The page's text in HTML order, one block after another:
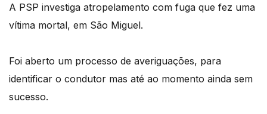
A PSP investiga atropelamento com fuga que fez uma
vítima mortal, em São Miguel.
Foi aberto um processo de averiguações, para
identificar o condutor mas até ao momento ainda sem
sucesso.